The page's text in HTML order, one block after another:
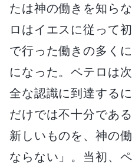
たは神の働きを知ら
ロはイエスに従って
で行った働きの多く
になった。ペテロは
全な認識に到達する
だけでは不十分であ
新しいものを、神の
ならない」。当初、